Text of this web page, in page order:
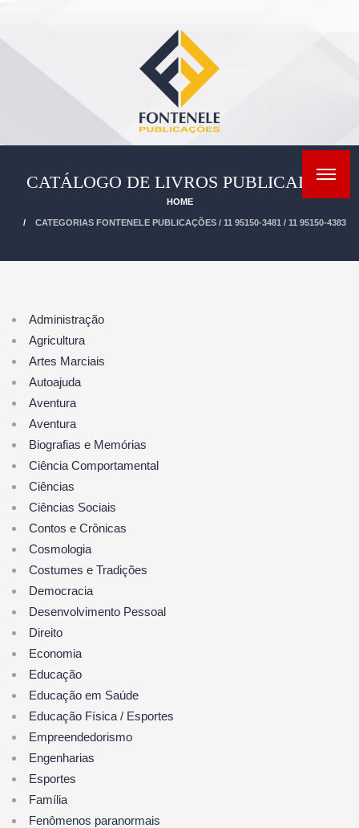
CATÁLOGO DE LIVROS PUBLICADOS
HOME
CATEGORIAS FONTENELE PUBLICAÇÕES / 11 95150-3481 / 11 95150-4383
Administração
Agricultura
Artes Marciais
Autoajuda
Aventura
Aventura
Biografias e Memórias
Ciência Comportamental
Ciências
Ciências Sociais
Contos e Crônicas
Cosmologia
Costumes e Tradições
Democracia
Desenvolvimento Pessoal
Direito
Economia
Educação
Educação em Saúde
Educação Física / Esportes
Empreendedorismo
Engenharias
Esportes
Família
Fenômenos paranormais